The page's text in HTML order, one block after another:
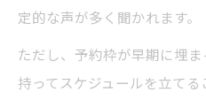
定的な声が多く聞かれます。
ただし、予約枠が早期に埋
持ってスケジュールを立て